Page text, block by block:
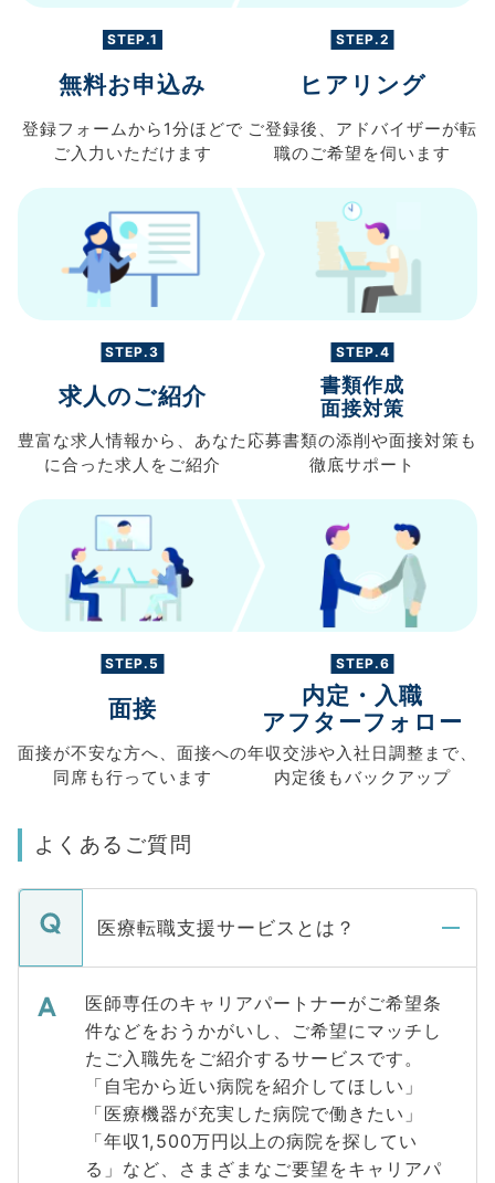
STEP.1
無料お申込み
登録フォームから 1分ほどで
ご入力 いただけます
STEP.2
ヒアリング
ご登録後、 アドバイザーが転
職のご希望を伺います
STEP.3
求人のご紹介
豊富な求人情報から、 あなた
に合った求人を ご紹介
STEP.4
書類作成
面接対策
応募書類の添削や面接対策も
徹底サポート
STEP.5
面接
面接が不安な方へ、 面接への
同席も行っています
STEP.6
内定・入職
アフターフォロー
年収交渉や入社日調整まで、
内定後もバックアップ
よくあるご質問
医療転職支援サービスとは？
医師専任のキャリアパートナーがご希望条
件などをおうかがいし、ご希望にマッチし
たご入職先をご紹介するサービスです。
「自宅から近い病院を紹介してほしい」
「医療機器が充実した病院で働きたい」
「年収1,500万円以上の病院を探してい
る」など、さまざまなご要望をキャリアパ